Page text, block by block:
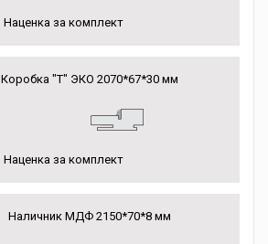
Наценка за комплект
Коробка "Т" ЭКО 2070*67*30 мм
Наценка за комплект
Наличник МДФ 2150*70*8 мм